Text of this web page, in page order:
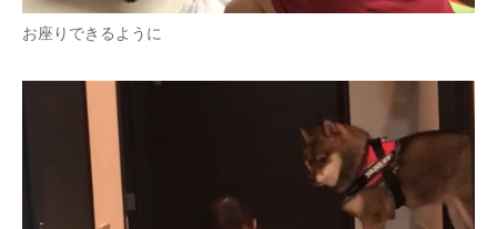
お座りできるように